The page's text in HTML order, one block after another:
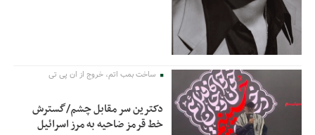
ساخت بمب اتم، خروج از ان پی تی
دکترین سر مقابل چشم/گسترش
خط قرمز ضاحیه به مرز اسرائیل